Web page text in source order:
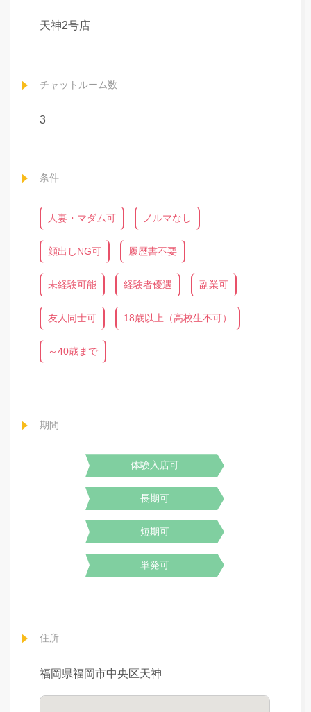
天神2号店
チャットルーム数
3
条件
人妻・マダム可 ノルマなし
顔出しNG可 履歴書不要
未経験可能 経験者優遇 副業可
友人同士可 18歳以上（高校生不可）
～40歳まで
期間
体験入店可
長期可
短期可
単発可
住所
福岡県福岡市中央区天神